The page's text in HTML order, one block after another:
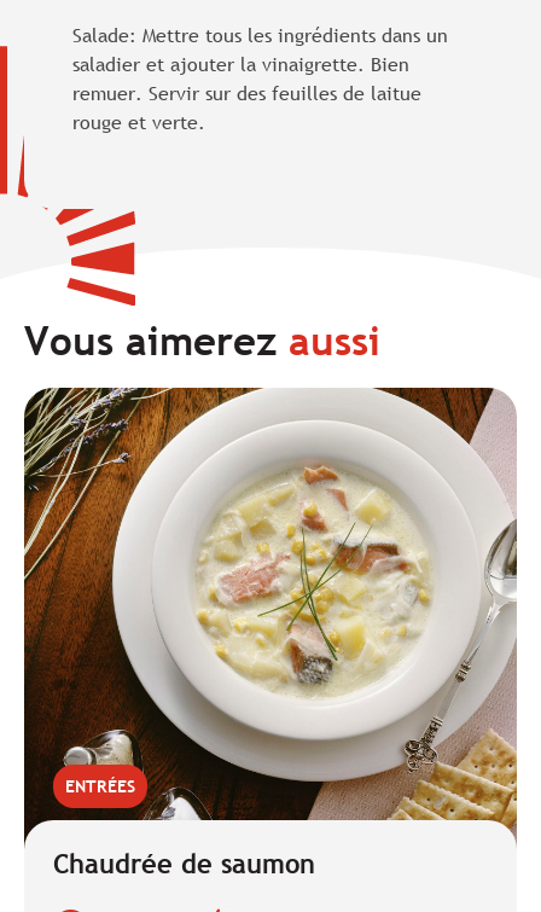
Salade: Mettre tous les ingrédients dans un
saladier et ajouter la vinaigrette. Bien
remuer. Servir sur des feuilles de laitue
rouge et verte.
Vous aimerez aussi
ENTRÉES
Chaudrée de saumon